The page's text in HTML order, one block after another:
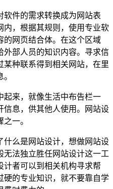
软件的需求转换成为网站表
内，根据其规则，使用专业软
的网页结合体。在这个区域
外部人员的知识内容。寻求信
某种联系得到相关网站，在里
起来，就像生活中布告栏一
信息，供其他人使用。网站设
一。
什么是网站设计，想做网站设
法独立胜任网站设计这一工
计者可以到相关机构寻求帮
硬的专业知识，就不要靠自学